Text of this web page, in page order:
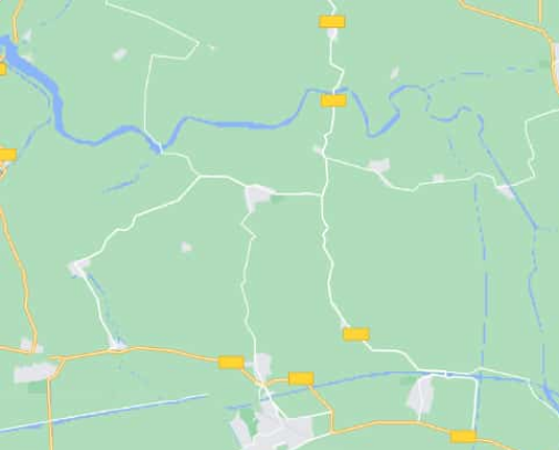
DE
DE KAASMAKERIJ
DE STOKERIJ
ACTIVITEITEN
LANDWINKEL